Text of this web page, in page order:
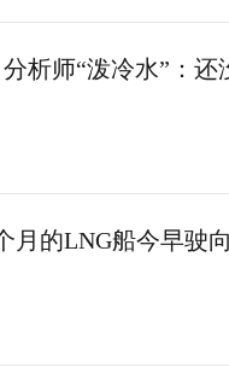
析师“泼冷水”：
月的LNG船今早驶